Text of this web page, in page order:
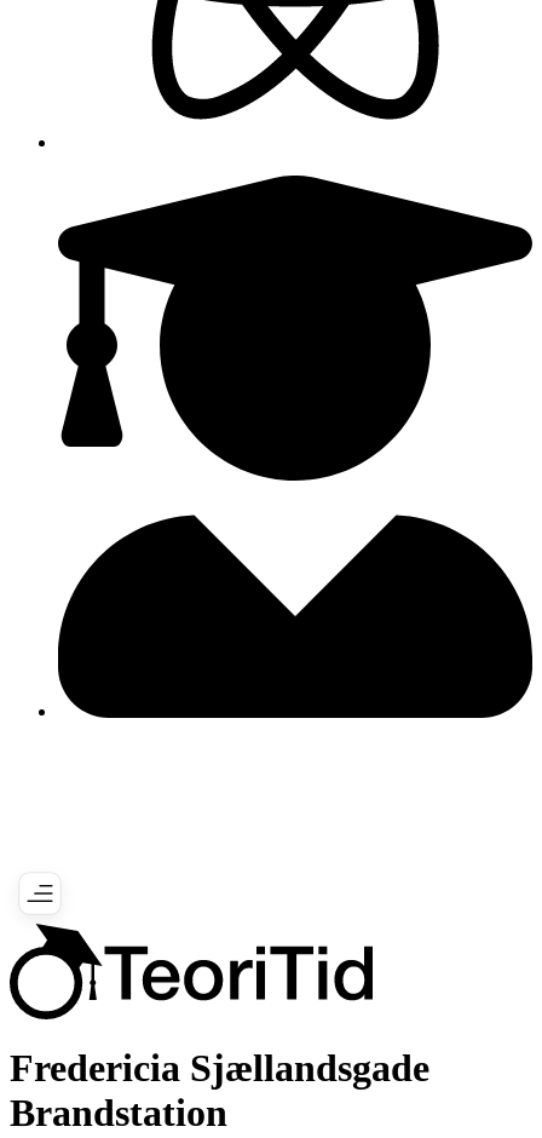
Fredericia Sjællandsgade
Brandstation